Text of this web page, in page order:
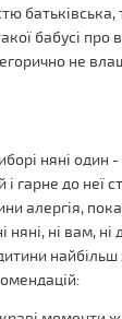
бабусі
не
няні
і гарне до
алергія,
няні, ні вам,